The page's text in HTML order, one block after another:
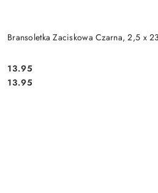
Bransoletka Zaciskowa Czarna, 2,5 x
Cena:
13.95
Cena:
13.95